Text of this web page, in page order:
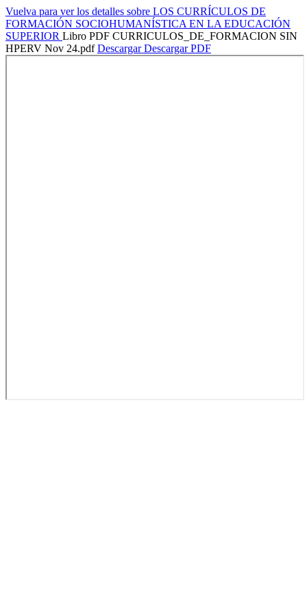
Vuelva para ver los detalles sobre LOS CURRÍCULOS DE
FORMACIÓN SOCIOHUMANÍSTICA EN LA EDUCACIÓN
SUPERIOR Libro PDF CURRICULOS_DE_FORMACION SIN
HPERV Nov 24.pdfDescargarDescargar PDF